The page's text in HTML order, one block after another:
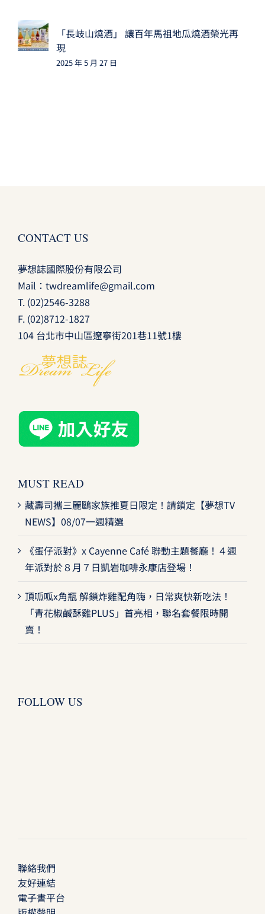
「長岐山燒酒」 讓百年馬祖地瓜燒酒榮光再
現
2025 年 5 月 27 日
CONTACT US
夢想誌國際股份有限公司
Mail： twdreamlife@gmail.com
T. (02)2546-3288
F. (02)8712-1827
104 台北市中山區遼寧街201巷11號1樓
MUST READ
藏壽司攜三麗鷗家族推夏日限定！請鎖定【夢想TV
NEWS】08/07一週精選
《蛋仔派對》x Cayenne Café 聯動主題餐廳！４週
年派對於８月７日凱岩咖啡永康店登場！
頂呱呱x角瓶 解鎖炸雞配角嗨，日常爽快新吃法！
「青花椒鹹酥雞PLUS」首亮相，聯名套餐限時開
賣！
FOLLOW US
聯絡我們
友好連結
電子書平台